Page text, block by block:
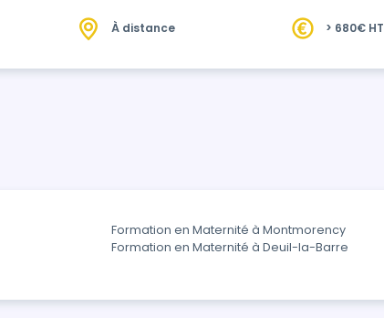
théoriques et pratiques, et en favorisant une
À distance > 680€ HT
Formation en Maternité à Montmorency
Formation en Maternité à Deuil-la-Barre